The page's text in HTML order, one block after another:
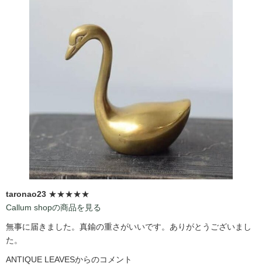
taronao23 ★★★★★
Callum shopの商品を見る
無事に届きました。真鍮の重さがいいです。ありがとうございまし
た。
ANTIQUE LEAVESからのコメント